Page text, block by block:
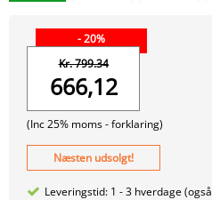
- 20%
Kr. 799.34
666,12
(Inc 25% moms -forklaring)
Næsten udsolgt!
Leveringstid: 1 - 3 hverdage (også